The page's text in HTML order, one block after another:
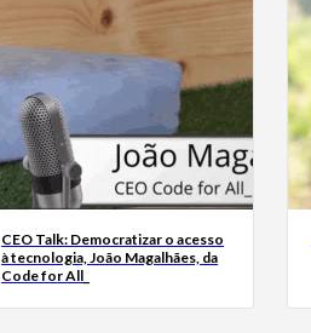
CEO Talk: Democratizar o acesso
à tecnologia, João Magalhães, da
Code for All_